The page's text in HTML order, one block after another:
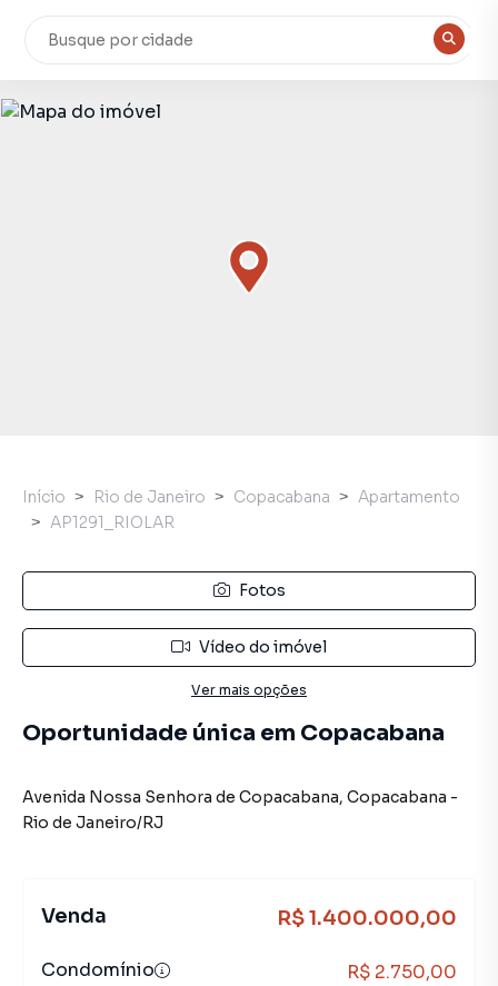
Início Rio de Janeiro Copacabana
Apartamento
AP1291_RIOLAR
Fotos
Vídeo do imóvel
Ver mais opções
Oportunidade única em Copacabana
Avenida Nossa Senhora de Copacabana, Copacabana -
Rio de Janeiro/RJ
Venda R$ 1.400.000,00
Condomínio
R$ 2.750,00